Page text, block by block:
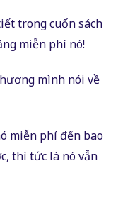
trong cuốn sách
miễn phí nó!
mình nói về
miễn phí đến bao
thì tức là nó vẫn